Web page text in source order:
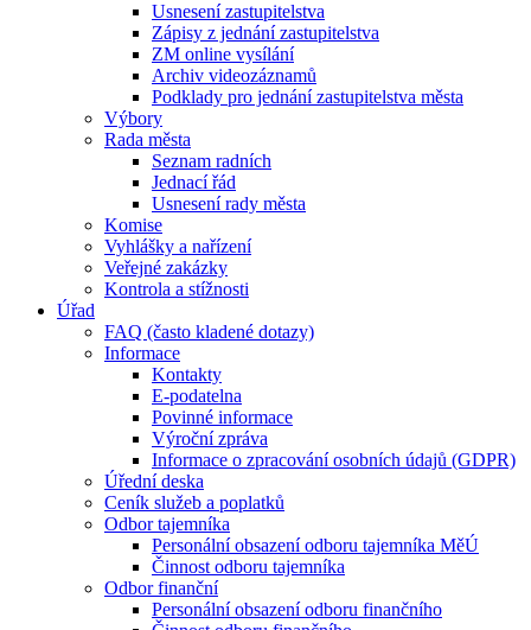
Usnesení zastupitelstva
Zápisy z jednání zastupitelstva
ZM online vysílání
Archiv videozáznamů
Podklady pro jednání zastupitelstva města
Výbory
Rada města
Seznam radních
Jednací řád
Usnesení rady města
Komise
Vyhlášky a nařízení
Veřejné zakázky
Kontrola a stížnosti
Úřad
FAQ (často kladené dotazy)
Informace
Kontakty
E-podatelna
Povinné informace
Výroční zpráva
Informace o zpracování osobních údajů (GDPR)
Úřední deska
Ceník služeb a poplatků
Odbor tajemníka
Personální obsazení odboru tajemníka MěÚ
Činnost odboru tajemníka
Odbor finanční
Personální obsazení odboru finančního